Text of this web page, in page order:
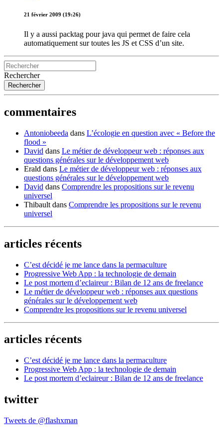
21 février 2009 (19:26)
Il y a aussi packtag pour java qui permet de faire cela
automatiquement sur toutes les JS et CSS d’un site.
Rechercher
commentaires
Antoniobeeda dans L’écologie en question avec « Before the
flood »
David dans Le métier de développeur web : réponses aux
questions générales sur le développement web
Erald dans Le métier de développeur web : réponses aux
questions générales sur le développement web
David dans Comprendre les propositions sur le revenu
universel
Thibault dans Comprendre les propositions sur le revenu
universel
articles récents
C’est décidé je me lance dans la permaculture
Progressive Web App : la technologie de demain
Le post mortem d’eclaireur : Bilan de 12 ans de freelance
Le métier de développeur web : réponses aux questions
générales sur le développement web
Comprendre les propositions sur le revenu universel
articles récents
C’est décidé je me lance dans la permaculture
Progressive Web App : la technologie de demain
Le post mortem d’eclaireur : Bilan de 12 ans de freelance
twitter
Tweets de @flashxman